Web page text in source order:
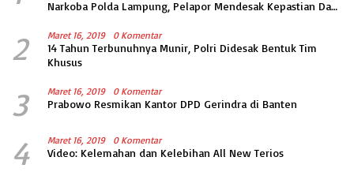
Narkoba Polda Lampung, Pelapor Mendesak Kepastian Dan
2 Maret 16, 2019 0 Komentar
14 Tahun Terbunuhnya Munir, Polri Didesak Bentuk Tim
Khusus
3 Maret 16, 2019 0 Komentar
Prabowo Resmikan Kantor DPD Gerindra di Banten
4 Maret 16, 2019 0 Komentar
Video: Kelemahan dan Kelebihan All New Terios